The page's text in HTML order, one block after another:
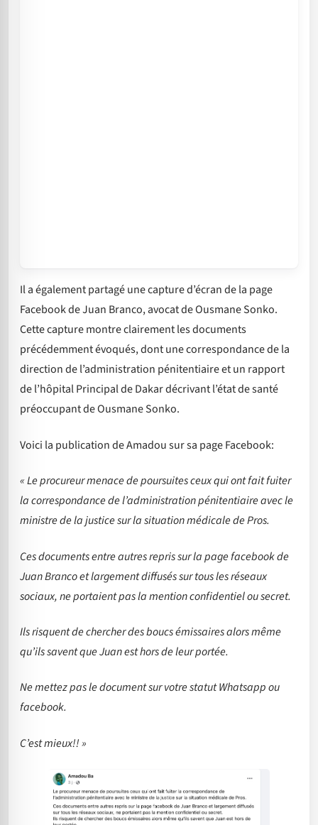
Il a également partagé une capture d’écran de la page
Facebook de Juan Branco, avocat de Ousmane Sonko.
Cette capture montre clairement les documents
précédemment évoqués, dont une correspondance de la
direction de l’administration pénitentiaire et un rapport
de l’hôpital Principal de Dakar décrivant l’état de santé
préoccupant de Ousmane Sonko.
Voici la publication de Amadou sur sa page Facebook:
« Le procureur menace de poursuites ceux qui ont fait fuiter
la correspondance de l’administration pénitentiaire avec le
ministre de la justice sur la situation médicale de Pros.
Ces documents entre autres repris sur la page facebook de
Juan Branco et largement diffusés sur tous les réseaux
sociaux, ne portaient pas la mention confidentiel ou secret.
Ils risquent de chercher des boucs émissaires alors même
qu’ils savent que Juan est hors de leur portée.
Ne mettez pas le document sur votre statut Whatsapp ou
facebook.
C’est mieux!! »